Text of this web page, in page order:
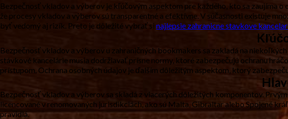
Bezpečnosť vkladov a výberov je kľúčovým aspektom pre každého, kto sa zaujíma
že procesy vkladov a výberov sú transparentné a efektívne. V súčasnosti existuje
byť vedomý aj rizík. Preto je dôležité vybrať si najlepsie zahranicne stavkove
Bezpečnosť vkladov a výberov u zahraničných bookmakers sa zakladá na
stávkové kancelárie musia dodržiavať prísne normy, ktoré zabezpečujú ochranu
prístupom. Ochrana osobných údajov je ďalším dôležitým aspektom, ktorý
Bezpečnosť vkladov a výberov sa skladá z viacerých dôležitých komponentov.
licencované v renomovaných jurisdikciách, ako sú Malta, Gibraltar alebo Spojené
pravidlá.